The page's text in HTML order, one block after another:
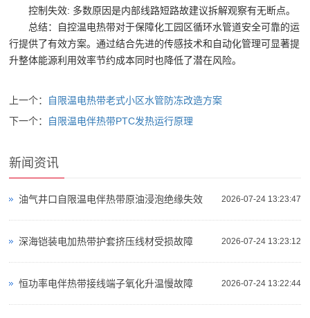
控制失效: 多数原因是内部线路短路故建议拆解观察有无断点。
总结：自控温电热带对于保障化工园区循环水管道安全可靠的运
行提供了有效方案。通过结合先进的传感技术和自动化管理可显著提
升整体能源利用效率节约成本同时也降低了潜在风险。
上一个： 自限温电热带老式小区水管防冻改造方案
下一个： 自限温电伴热带PTC发热运行原理
新闻资讯
2026-07-24 13:23:47
油气井口自限温电伴热带原油浸泡绝缘失效
2026-07-24 13:23:12
深海铠装电加热带护套挤压线材受损故障
2026-07-24 13:22:44
恒功率电伴热带接线端子氧化升温慢故障